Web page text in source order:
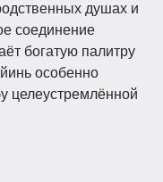
душах и
соединение
богатую палитру
особенно
целеустремлённой